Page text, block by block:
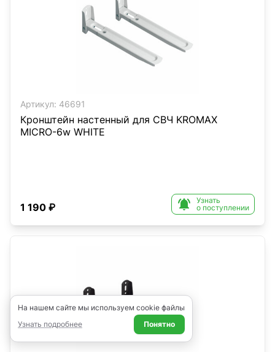
Артикул: 46691
Кронштейн настенный для СВЧ KROMAX
MICRO-6w WHITE
1 190 ₽ 
Узнать
о поступлении
На нашем сайте мы используем cookie файлы
Узнать подробнее
Понятно